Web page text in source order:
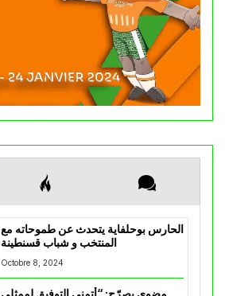
الحارس بوحلفاية يتحدث عن طموحاته مع
المنتخب و شباب قسنطينة
Octobre 8, 2024